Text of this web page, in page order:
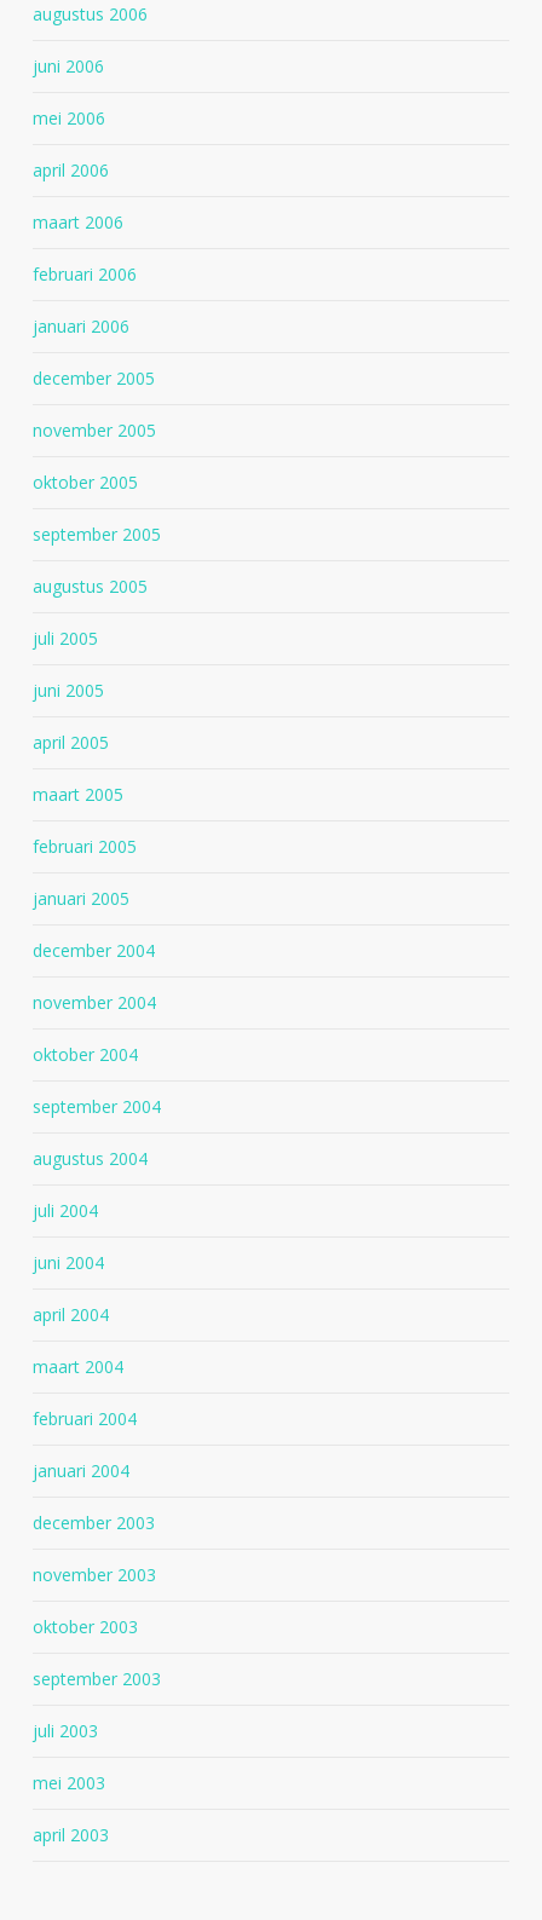
augustus 2006
juni 2006
mei 2006
april 2006
maart 2006
februari 2006
januari 2006
december 2005
november 2005
oktober 2005
september 2005
augustus 2005
juli 2005
juni 2005
april 2005
maart 2005
februari 2005
januari 2005
december 2004
november 2004
oktober 2004
september 2004
augustus 2004
juli 2004
juni 2004
april 2004
maart 2004
februari 2004
januari 2004
december 2003
november 2003
oktober 2003
september 2003
juli 2003
mei 2003
april 2003